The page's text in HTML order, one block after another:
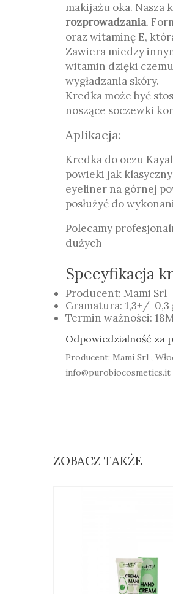
makijażu oka. Nasza
rozprowadzania.
oraz witaminę E,
Zawiera miedzy
witamin dzięki
wygładzania skóry.
Kredka może być
noszące soczewki
Aplikacja:
Kredka do oczu
powieki jak
eyeliner na górnej
posłużyć do
Polecamy
dużych
Specyfikacja
Producent: Mami Srl
Gramatura: 1,3+/-0,3
Termin ważności:
Odpowiedzialność za
Producent: Mami Srl ,
info@purobiocosmetics.it
ZOBACZ TAKŻE